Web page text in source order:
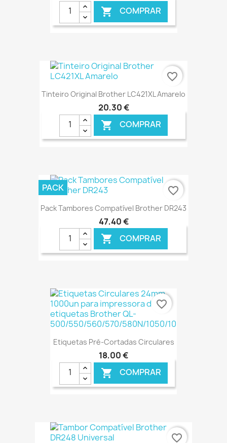
 COMPRAR
Tinteiro Original Brother LC421XL Amarelo
20,30 €
 COMPRAR
€ ONLINE
favorite_border
Pack Tambores Compatível Brother DR243
47,40 €
 COMPRAR
PACK favorite_border
Etiquetas Pré-Cortadas Circulares
18,00 €
 COMPRAR
favorite_border
favorite_border